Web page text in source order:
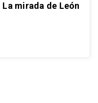
mirada de León